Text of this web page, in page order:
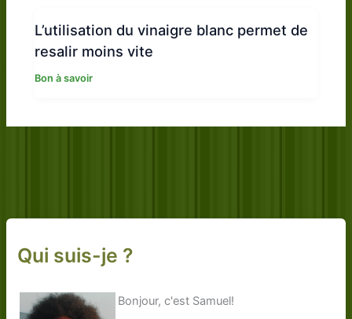
L’utilisation du vinaigre blanc permet de
resalir moins vite
Bon à savoir
Qui suis-je ?
Bonjour, c'est Samuel!